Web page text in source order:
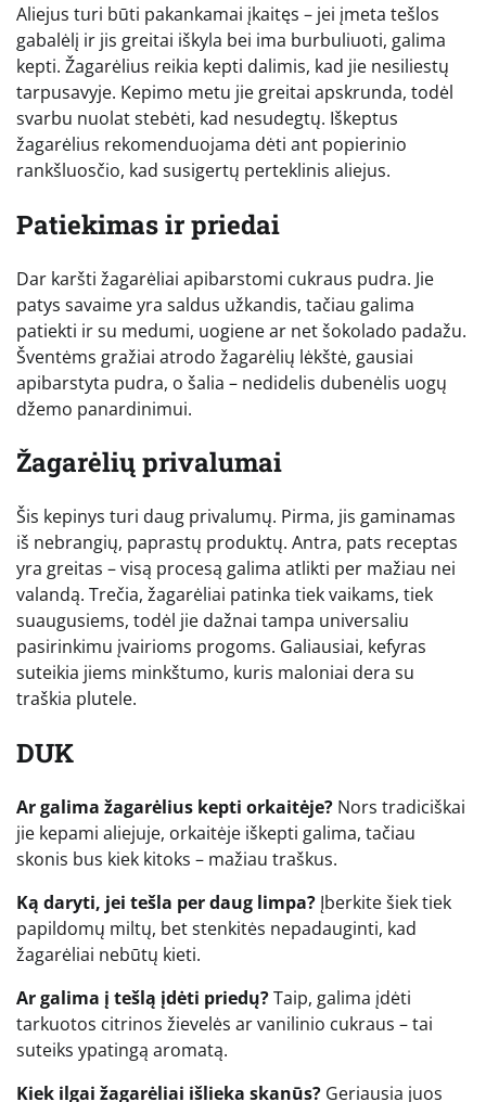
Aliejus turi būti pakankamai įkaitęs – jei įmeta tešlos
gabalėlį ir jis greitai iškyla bei ima burbuliuoti, galima
kepti. Žagarėlius reikia kepti dalimis, kad jie nesiliestų
tarpusavyje. Kepimo metu jie greitai apskrunda, todėl
svarbu nuolat stebėti, kad nesudegtų. Iškeptus
žagarėlius rekomenduojama dėti ant popierinio
rankšluosčio, kad susigertų perteklinis aliejus.
Patiekimas ir priedai
Dar karšti žagarėliai apibarstomi cukraus pudra. Jie
patys savaime yra saldus užkandis, tačiau galima
patiekti ir su medumi, uogiene ar net šokolado padažu.
Šventėms gražiai atrodo žagarėlių lėkštė, gausiai
apibarstyta pudra, o šalia – nedidelis dubenėlis uogų
džemo panardinimui.
Žagarėlių privalumai
Šis kepinys turi daug privalumų. Pirma, jis gaminamas
iš nebrangių, paprastų produktų. Antra, pats receptas
yra greitas – visą procesą galima atlikti per mažiau nei
valandą. Trečia, žagarėliai patinka tiek vaikams, tiek
suaugusiems, todėl jie dažnai tampa universaliu
pasirinkimu įvairioms progoms. Galiausiai, kefyras
suteikia jiems minkštumo, kuris maloniai dera su
traškia plutele.
DUK
Ar galima žagarėlius kepti orkaitėje? Nors tradiciškai
jie kepami aliejuje, orkaitėje iškepti galima, tačiau
skonis bus kiek kitoks – mažiau traškus.
Ką daryti, jei tešla per daug limpa? Įberkite šiek tiek
papildomų miltų, bet stenkitės nepadauginti, kad
žagarėliai nebūtų kieti.
Ar galima į tešlą įdėti priedų?Taip, galima įdėti
tarkuotos citrinos žievelės ar vanilinio cukraus – tai
suteiks ypatingą aromatą.
Kiek ilgai žagarėliai išlieka skanūs? Geriausia juos